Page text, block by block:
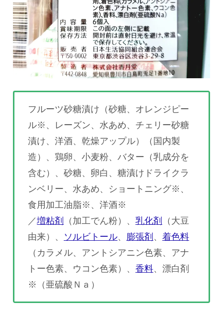
フルーツ砂糖漬け（砂糖、オレンジピー
ル※、レーズン、水あめ、チェリー砂糖
漬け、洋酒、乾燥アップル）（国内製
造）、鶏卵、小麦粉、バター（乳成分を
含む）、砂糖、卵白、糖漬けドライクラ
ンベリー、水あめ、ショートニング※、
食用加工油脂※、洋酒※
／増粘剤 （加工でん粉）、 乳化剤
（大豆
由来）、 ソルビトール、 膨張剤 、 着色料
（カラメル、アントシアニン色素、アナ
トー色素、ウコン色素）、 香料、漂白剤
※（亜硫酸Ｎａ）